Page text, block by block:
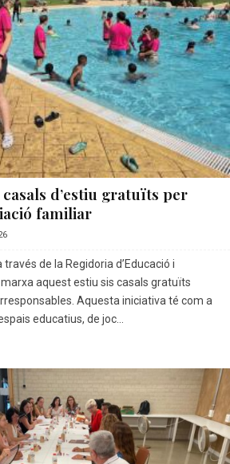
d’estiu gratuïts per
familiar
de la Regidoria d’Educació i
aquest estiu sis casals gratuïts
Aquesta iniciativa té com a
educatius, de joc...